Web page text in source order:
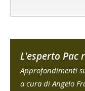
L'esperto Pac
Approfondimenti
a cura di Angelo